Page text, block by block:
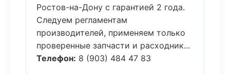
Ростов-на-Дону с гарантией 2 года.
Следуем регламентам
производителей, применяем только
проверенные запчасти и расходник...
Телефон: 8 (903) 484 47 83